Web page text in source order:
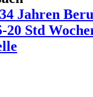
Jahren
20 Std